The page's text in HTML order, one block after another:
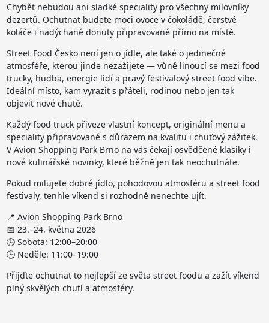
Chybět nebudou ani sladké speciality pro všechny milovníky
dezertů. Ochutnat budete moci ovoce v čokoládě, čerstvé
koláče i nadýchané donuty připravované přímo na místě.
Street Food Česko není jen o jídle, ale také o jedinečné
atmosféře, kterou jinde nezažijete — vůně linoucí se mezi food
trucky, hudba, energie lidí a pravý festivalový street food vibe.
Ideální místo, kam vyrazit s přáteli, rodinou nebo jen tak
objevit nové chutě.
Každý food truck přiveze vlastní koncept, originální menu a
speciality připravované s důrazem na kvalitu i chuťový zážitek.
V Avion Shopping Park Brno na vás čekají osvědčené klasiky i
nové kulinářské novinky, které běžně jen tak neochutnáte.
Pokud milujete dobré jídlo, pohodovou atmosféru a street food
festivaly, tenhle víkend si rozhodně nenechte ujít.
📍 Avion Shopping Park Brno
📅 23.–24. května 2026
🕒 Sobota: 12:00–20:00
🕒 Neděle: 11:00–19:00
Přijďte ochutnat to nejlepší ze světa street foodu a zažít víkend
plný skvělých chutí a atmosféry.